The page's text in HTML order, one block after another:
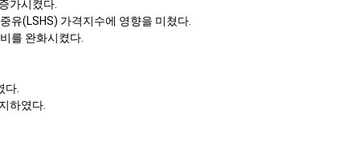
가시켰다.
유(LSHS) 가격지수에 영향을 미쳤다.
를 완화시켰다.
다.
하였다.